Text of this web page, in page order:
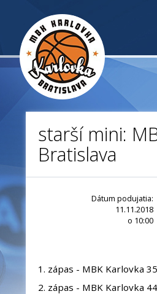
starší mini:
Bratislava
Dátum podujatia:
11.11.2018
o 10:00
1. zápas - MBK Karlovka
2. zápas - MBK Karlovka